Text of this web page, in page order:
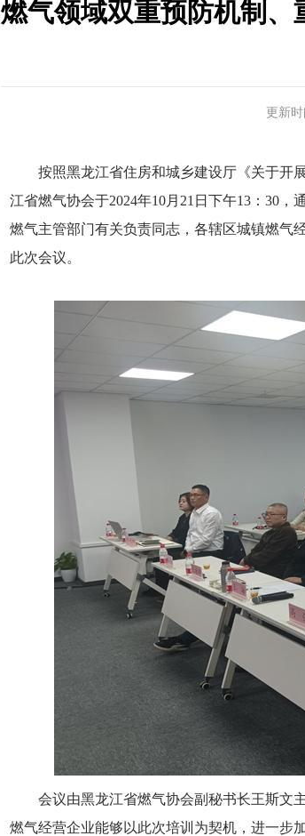
燃气领域双重预防机制
更新
按照黑龙江省住房和城乡建设厅《关于开展
江省燃气协会于2024年10月21日下午13：30
燃气主管部门有关负责同志，各辖区城镇燃气
此次会议。
会议由黑龙江省燃气协会副秘书长王斯文主
燃气经营企业能够以此次培训为契机，进一步